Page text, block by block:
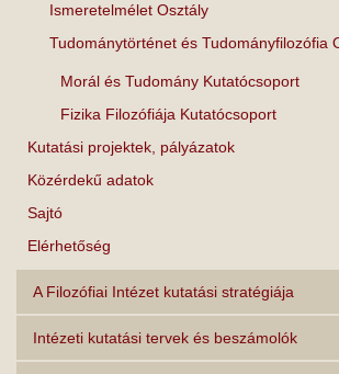
Ismeretelmélet Osztály
Tudománytörténet és Tudományfilozófia
Morál és Tudomány Kutatócsoport
Fizika Filozófiája Kutatócsoport
Kutatási projektek, pályázatok
Közérdekű adatok
Sajtó
Elérhetőség
A Filozófiai Intézet kutatási stratégiája
Intézeti kutatási tervek és beszámolók